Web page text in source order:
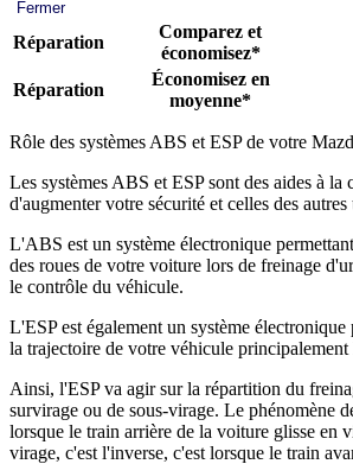
Fermer
Réparation
Comparez et
économisez*
Réparation
Économisez en
moyenne*
Rôle des systèmes ABS et ESP de votre
Les systèmes ABS et ESP sont des aides à la
d'augmenter votre sécurité et celles des autres
L'ABS est un système électronique
des roues de votre voiture lors de freinage
le contrôle du véhicule.
L'ESP est également un système
la trajectoire de votre véhicule principalement
Ainsi, l'ESP va agir sur la répartition du
survirage ou de sous-virage. Le phénomène
lorsque le train arrière de la voiture glisse en
virage, c'est l'inverse, c'est lorsque le train